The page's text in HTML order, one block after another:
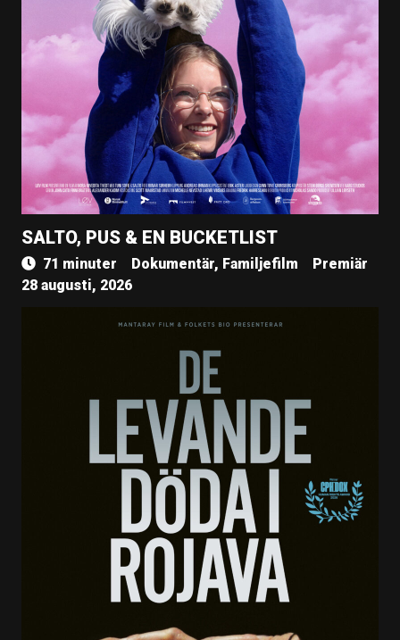
SALTO, PUS & EN BUCKETLIST
71 minuter Dokumentär, Familjefilm
Premiär
28 augusti, 2026